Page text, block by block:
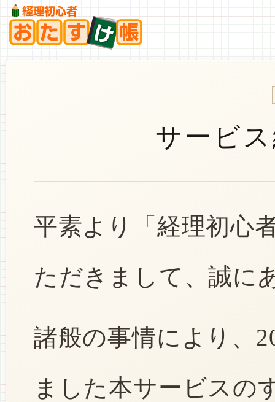
サービ
平素より「経理初心
ただきまして、誠に
諸般の事情により、
ました本サービスの